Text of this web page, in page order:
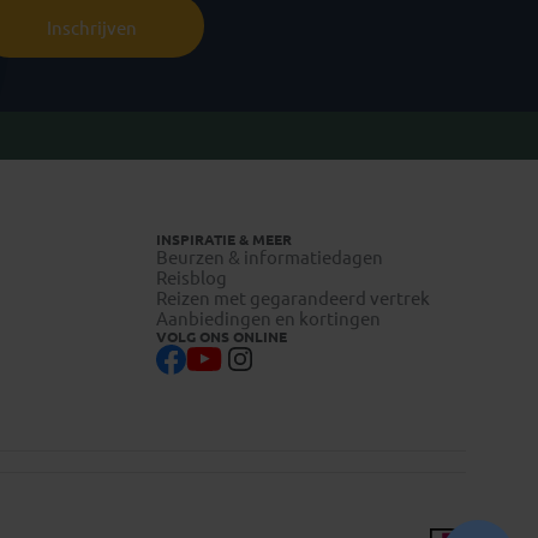
Inschrijven
INSPIRATIE & MEER
Beurzen & informatiedagen
Reisblog
Reizen met gegarandeerd vertrek
Aanbiedingen en kortingen
VOLG ONS ONLINE